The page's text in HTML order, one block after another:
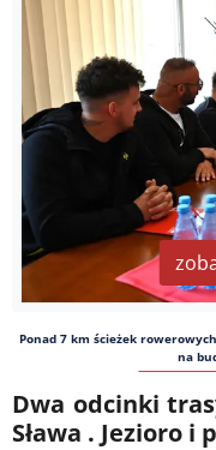
Ponad 7 km ścieżek
na
Dwa odcinki
Sława . Jezioro